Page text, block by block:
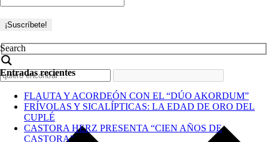
Search
Entradas recientes
FLAUTA Y ACORDEÓN CON EL “DÚO AKORDUM”
FRÍVOLAS Y SICALÍPTICAS: LA EDAD DE ORO DEL
CUPLÉ
CASTORA HERZ PRESENTA “CIEN AÑOS DE
CASTORA”